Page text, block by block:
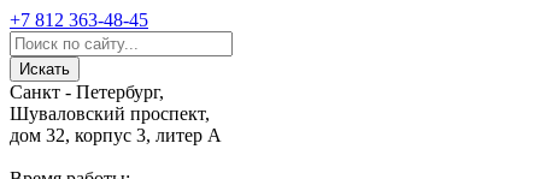
+7 812 363-48-45
Санкт - Петербург,
Шуваловский проспект,
дом 32, корпус 3, литер А